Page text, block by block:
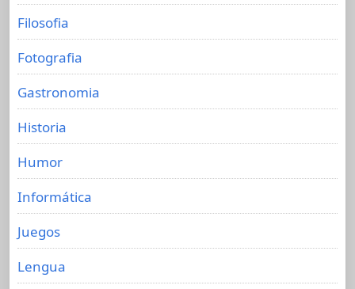
Filosofia
Fotografia
Gastronomia
Historia
Humor
Informática
Juegos
Lengua